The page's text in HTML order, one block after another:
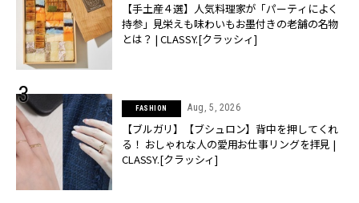
【手土産４選】人気料理家が「パーティによく
持参」見栄えも味わいもお墨付きの老舗の名物
とは？ | CLASSY.[クラッシィ]
FASHION Aug, 5, 2026
【ブルガリ】【ブシュロン】背中を押してくれ
る！ おしゃれな人の愛用お仕事リングを拝見 |
CLASSY.[クラッシィ]